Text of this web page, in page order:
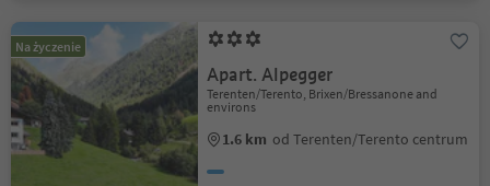
Na życzenie
Apart. Alpegger
Terenten/Terento, Brixen/Bressanone and
environs
1.6 km od Terenten/Terento centrum